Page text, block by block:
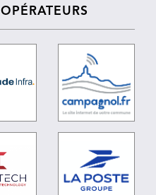
OPÉRATEURS